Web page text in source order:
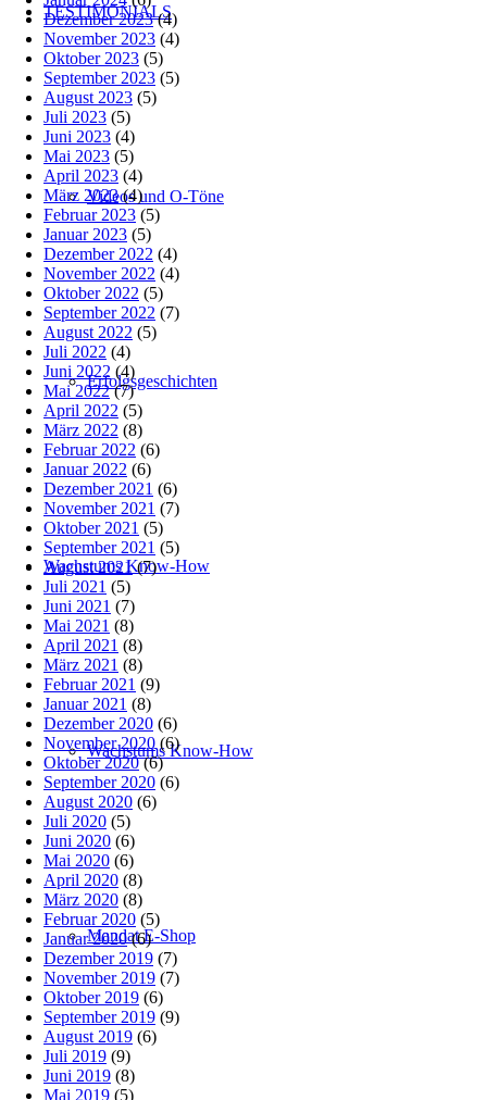
TESTIMONIALS
Videos und O-Töne
Erfolgsgeschichten
Wachstums Know-How
Wachstums Know-How
Mandat E-Shop
Dezember 2023(4)
November 2023 (4)
Oktober 2023 (5)
September 2023 (5)
August 2023 (5)
Juli 2023 (5)
Juni 2023 (4)
Mai 2023 (5)
April 2023 (4)
März 2023(4)
Februar 2023 (5)
Januar 2023 (5)
Dezember 2022 (4)
November 2022 (4)
Oktober 2022 (5)
September 2022 (7)
August 2022 (5)
Juli 2022 (4)
Juni 2022 (4)
Mai 2022(7)
April 2022 (5)
März 2022 (8)
Februar 2022 (6)
Januar 2022 (6)
Dezember 2021 (6)
November 2021 (7)
Oktober 2021 (5)
September 2021 (5)
August 2021(7)
Juli 2021 (5)
Juni 2021 (7)
Mai 2021 (8)
April 2021 (8)
März 2021 (8)
Februar 2021 (9)
Januar 2021 (8)
Dezember 2020 (6)
November 2020 (6)
Oktober 2020(6)
September 2020 (6)
August 2020 (6)
Juli 2020 (5)
Juni 2020 (6)
Mai 2020 (6)
April 2020 (8)
März 2020 (8)
Februar 2020 (5)
Januar 2020(6)
Dezember 2019 (7)
November 2019 (7)
Oktober 2019 (6)
September 2019 (9)
August 2019 (6)
Juli 2019 (9)
Juni 2019 (8)
Mai 2019 (5)